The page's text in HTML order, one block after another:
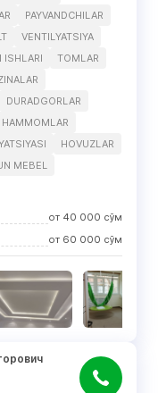
PAYVANDCHILAR
VENTILYATSIYA
ISHLARI
TOMLAR
DURADGORLAR
HAMMOMLAR
HOVUZLAR
MEBEL
от 40 000 сўм
от 60 000 сўм